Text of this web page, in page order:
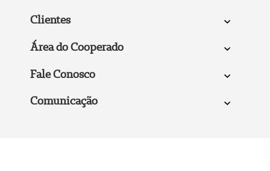
Clientes
Área do Cooperado
Fale Conosco
Comunicação